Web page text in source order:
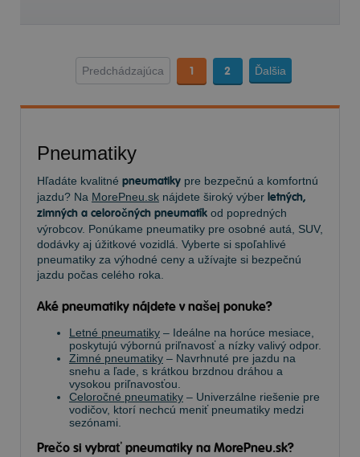
Predchádzajúca 1 2 Ďalšia
Pneumatiky
Hľadáte kvalitné pneumatiky pre bezpečnú a komfortnú
jazdu? Na MorePneu.sk nájdete široký výber letných,
zimných a celoročných pneumatík od popredných
výrobcov. Ponúkame pneumatiky pre osobné autá, SUV,
dodávky aj úžitkové vozidlá. Vyberte si spoľahlivé
pneumatiky za výhodné ceny a užívajte si bezpečnú
jazdu počas celého roka.
Aké pneumatiky nájdete v našej ponuke?
Letné pneumatiky – Ideálne na horúce mesiace,
poskytujú výbornú priľnavosť a nízky valivý odpor.
Zimné pneumatiky – Navrhnuté pre jazdu na
snehu a ľade, s krátkou brzdnou dráhou a
vysokou priľnavosťou.
Celoročné pneumatiky – Univerzálne riešenie pre
vodičov, ktorí nechcú meniť pneumatiky medzi
sezónami.
Prečo si vybrať pneumatiky na MorePneu.sk?